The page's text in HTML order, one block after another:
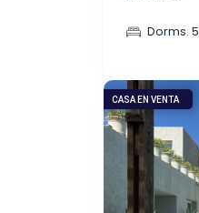
Dorms. 5
CASA EN VENTA